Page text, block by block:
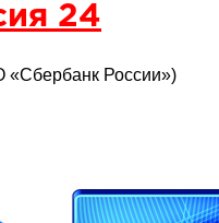
24
«Сбербанк России»)